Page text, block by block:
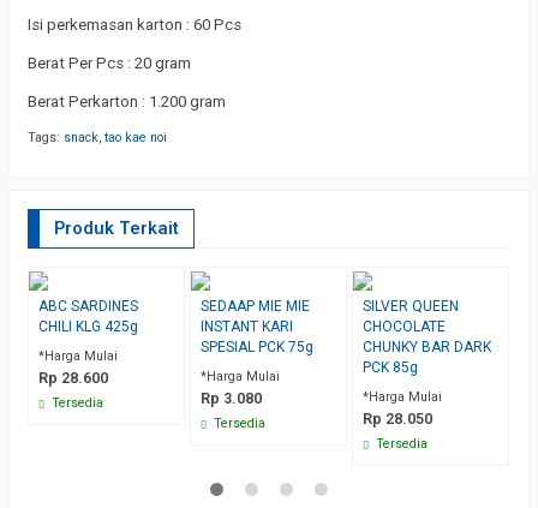
Isi perkemasan karton : 60 Pcs
Berat Per Pcs : 20 gram
Berat Perkarton : 1.200 gram
Tags: snack, tao kae noi
Produk Terkait
ABC SARDINES
CHILI KLG 425g
*Harga Mulai
Rp 28.600
Tersedia
SEDAAP MIE MIE
INSTANT KARI
SPESIAL PCK 75g
*Harga Mulai
Rp 3.080
Tersedia
SILVER QUEEN
CHOCOLATE
CHUNKY BAR DARK
PCK 85g
*Harga Mulai
Rp 28.050
Tersedia